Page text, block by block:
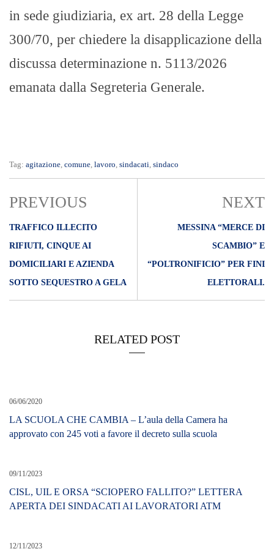
in sede giudiziaria, ex art. 28 della Legge
300/70, per chiedere la disapplicazione della
discussa determinazione n. 5113/2026
emanata dalla Segreteria Generale.
Tag: agitazione comune lavoro sindacati sindaco
PREVIOUS
TRAFFICO ILLECITO
RIFIUTI, CINQUE AI
DOMICILIARI E AZIENDA
SOTTO SEQUESTRO A GELA
NEXT
MESSINA “MERCE DI
SCAMBIO” E
“POLTRONIFICIO” PER FINI
ELETTORALI.
RELATED POST
06/06/2020
LA SCUOLA CHE CAMBIA – L’aula della Camera ha
approvato con 245 voti a favore il decreto sulla scuola
09/11/2023
CISL, UIL E ORSA “SCIOPERO FALLITO?” LETTERA
APERTA DEI SINDACATI AI LAVORATORI ATM
12/11/2023